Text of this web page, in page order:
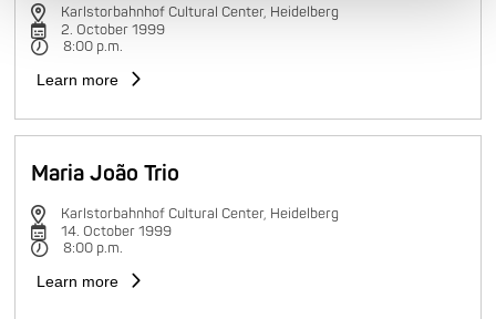
Karlstorbahnhof Cultural Center, Heidelberg
2. October 1999
8:00 p.m.
Learn more
Maria João Trio
Karlstorbahnhof Cultural Center, Heidelberg
14. October 1999
8:00 p.m.
Learn more